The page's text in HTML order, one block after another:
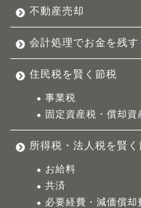
不動産売却
会計処理でお金を残す
住民税を賢く節税
事業税
固定資産税・償却資
所得税・法人税を賢く
お給料
共済
必要経費・減価償却